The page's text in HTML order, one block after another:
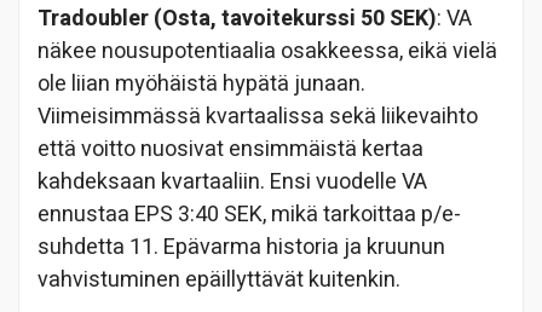
Tradoubler (Osta, tavoitekurssi 50 SEK): VA
näkee nousupotentiaalia osakkeessa, eikä vielä
ole liian myöhäistä hypätä junaan.
Viimeisimmässä kvartaalissa sekä liikevaihto
että voitto nuosivat ensimmäistä kertaa
kahdeksaan kvartaaliin. Ensi vuodelle VA
ennustaa EPS 3:40 SEK, mikä tarkoittaa p/e-
suhdetta 11. Epävarma historia ja kruunun
vahvistuminen epäillyttävät kuitenkin.